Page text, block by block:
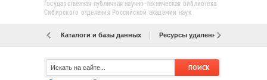
Государственная публичная научно-техническая библиотека
Сибирского отделения Российской академии наук
Каталоги и базы данных Ресурсы удаленного доступа